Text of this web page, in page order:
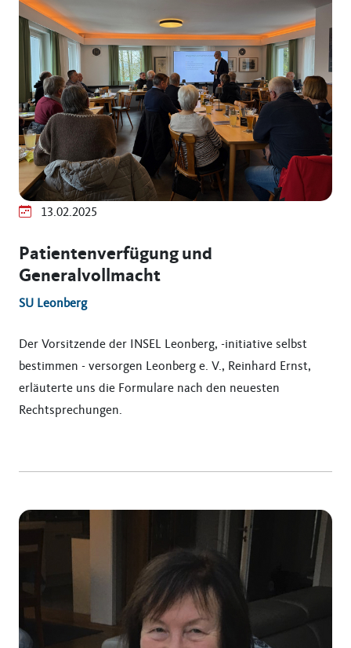
13.02.2025
Patientenverfügung und
Generalvollmacht
SU Leonberg
Der Vorsitzende der INSEL Leonberg, -initiative selbst
bestimmen - versorgen Leonberg e. V., Reinhard Ernst,
erläuterte uns die Formulare nach den neuesten
Rechtsprechungen.